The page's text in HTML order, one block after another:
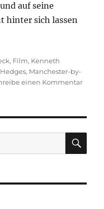
auf seine
hinter sich lassen
sea“
, Film, Kenneth
, Manchester-by-
einen Kommentarzu